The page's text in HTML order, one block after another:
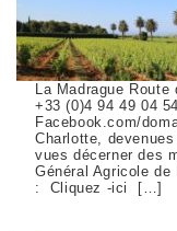
La Madrague
+33 (0)4 94 49 04
Facebook.com/
Charlotte,
vues décerner des
Général Agricole
: Cliquez -ici […]